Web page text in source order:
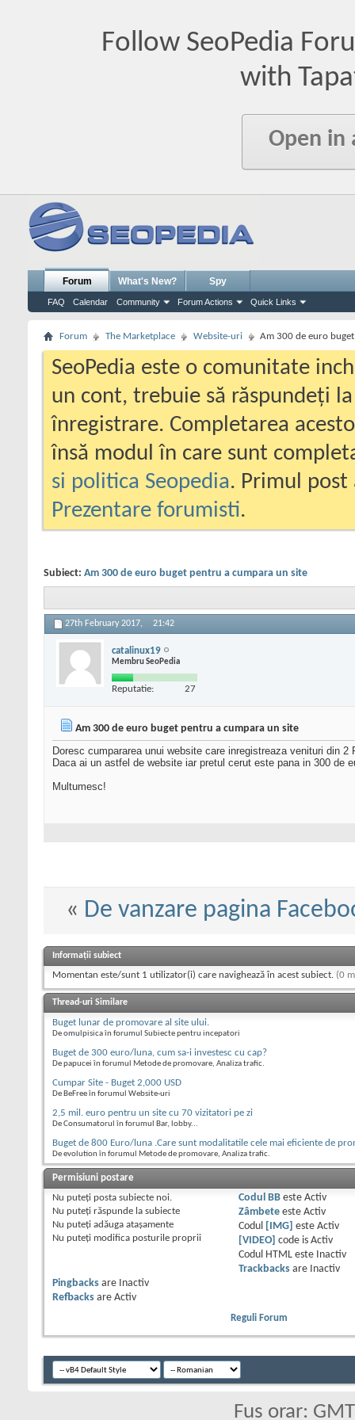
Follow SeoPedia
with
Open in
Forum
FAQ Calendar Community Forum Actions Quick Links
What's New? Spy
Forum The Marketplace Website-uri Am 300 de euro
SeoPedia este o comunitate
un cont, trebuie să răspundeți
înregistrare. Completarea
însă modul în care sunt
si politica Seopedia. Primul
Prezentare forumisti.
Subiect: Am 300 de euro buget pentru a cumpara un site
27th February 2017, 21:42
catalinux19
Membru SeoPedia
Reputatie: 27
Am 300 de euro buget pentru a cumpara un site
Doresc cumpararea unui website care inregistreaza venituri din
Daca ai un astfel de website iar pretul cerut este pana in 300 de
Multumesc!
« De vanzare pagina
Informații subiect
Momentan este/sunt 1 utilizator(i) care navighează în acest subiect. (0
Thread-uri Similare
Buget lunar de promovare al site ului.
De omulpisica în forumul Subiecte pentru incepatori
Buget de 300 euro/luna, cum sa-i investesc cu cap?
De papucei în forumul Metode de promovare, Analiza trafic.
Cumpar Site - Buget 2,000 USD
De BeFree în forumul Website-uri
2,5 mil. euro pentru un site cu 70 vizitatori pe zi
De Consumatorul în forumul Bar, lobby...
Buget de 800 Euro/luna .Care sunt modalitatile cele mai eficiente de
De evolution în forumul Metode de promovare, Analiza trafic.
Permisiuni postare
Nu puteţi posta subiecte noi.
Nu puteţi răspunde la subiecte
Nu puteţi adăuga ataşamente
Nu puteţi modifica posturile proprii
Codul BBeste Activ
Zâmbeteeste Activ
Codul
[IMG] este Activ
[VIDEO]
code is Activ
Codul HTML este
Inactiv
Trackbacksare
Inactiv
Pingbacks are
Inactiv
Refbacks are Activ
Reguli Forum
Fus orar: